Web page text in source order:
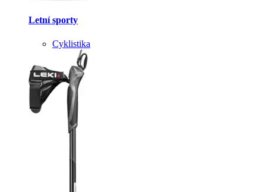
Letní sporty
Cyklistika